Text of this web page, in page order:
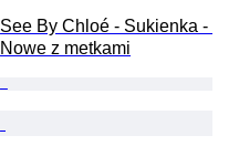
See By Chloé - Sukienka -
Nowe z metkami